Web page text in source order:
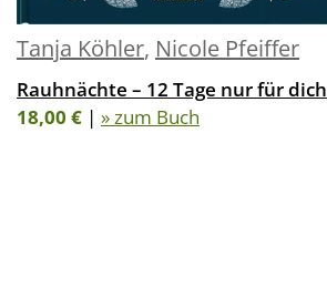
Tanja Köhler, Nicole Pfeiffer
Rauhnächte – 12 Tage nur für dich
18,00 € | » zum Buch